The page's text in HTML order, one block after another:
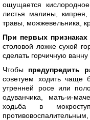
ощущается
листья малины,
травы, можжевельника,
При первых признаках
столовой ложке сухой
сделать горчичную
Чтобы предупредить
советуем ходить чаще
утренней росе или
одуванчика, мать-и-
ходьба в